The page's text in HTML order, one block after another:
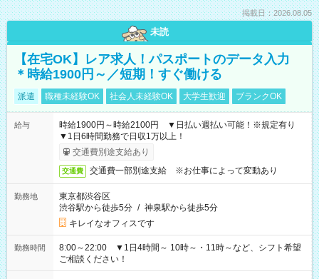
掲載日：2026.08.05
未読
【在宅OK】レア求人！パスポートのデータ入力
＊時給1900円～／短期！すぐ働ける
派遣 職種未経験OK 社会人未経験OK 大学生歓迎 ブランクOK
給与
時給1900円～時給2100円 ▼日払い週払い可能！※規定有り
▼1日6時間勤務で日収1万以上！
交通費別途支給あり
交通費 交通費一部別途支給 ※お仕事によって変動あり
勤務地
東京都渋谷区
渋谷駅から徒歩5分 / 神泉駅から徒歩5分
キレイなオフィスです
勤務時間
8:00～22:00 ▼1日4時間～ 10時～・11時～など、シフト希望
ご相談ください！